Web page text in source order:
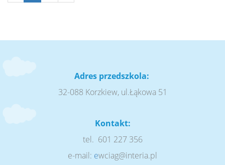
Adres przedszkola:
32-088 Korzkiew, ul.Łąkowa 51
Kontakt:
tel. 601 227 356
e-mail: ewciag@interia.pl